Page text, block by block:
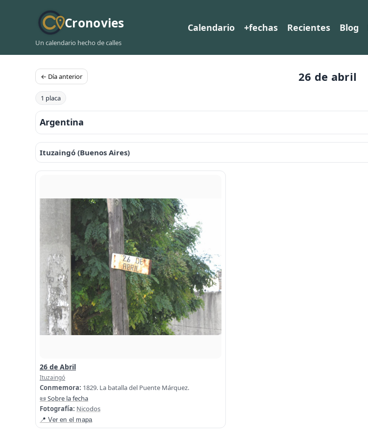
Cronovies
Un calendario hecho de calles
Calendario +fechas Recientes Blog
← Día anterior 26 de abril
1 placa
Argentina
Ituzaingó (Buenos Aires)
26 de Abril
Ituzaingó
Conmemora: 1829. La batalla del Puente Márquez.
📜 Sobre la fecha
Fotografía: Nicodos
📍 Ver en el mapa